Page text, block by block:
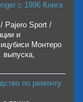
с 1996 Книга
Pajero Sport /
и
Монтеро
выпуска,
по ремонту